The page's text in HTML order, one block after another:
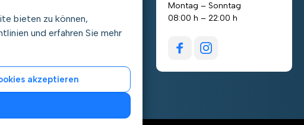
bieten zu können,
und erfahren Sie mehr
akzeptieren
Montag – Sonntag
08:00 h – 22:00 h